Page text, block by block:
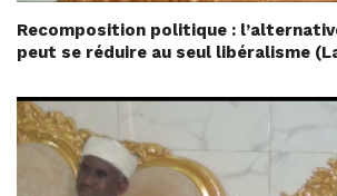
Recomposition politique :
peut se réduire au seul libéralisme